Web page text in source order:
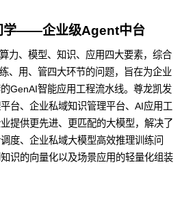
学——企业级Agent中台
力、模型、知识、应用四大要素，综合
、用、管四大环节的问题，旨在为企业
GenAI智能应用工程流水线。尊龙凯发
台、企业私域知识管理平台、AI应用工
提供更先进、更匹配的大模型，解决了
度、企业私域大模型高效推理训练问
识的向量化以及场景应用的轻量化组装